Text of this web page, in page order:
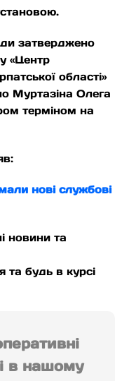
затверджено
«Центр
області»
Муртазіна Олега
терміном на
нові службові
новини та
та будь в курсі
в нашому